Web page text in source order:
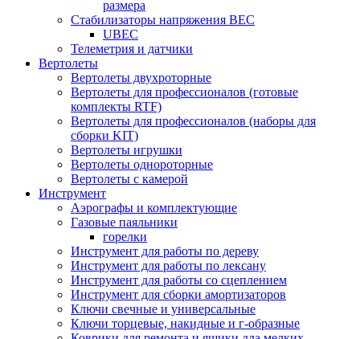
размера
Стабилизаторы напряжения BEC
UBEC
Телеметрия и датчики
Вертолеты
Вертолеты двухроторные
Вертолеты для профессионалов (готовые
комплекты RTF)
Вертолеты для профессионалов (наборы для
сборки KIT)
Вертолеты игрушки
Вертолеты однороторные
Вертолеты с камерой
Инструмент
Аэрографы и комплектующие
Газовые паяльники
горелки
Инструмент для работы по дереву
Инструмент для работы по лексану
Инструмент для работы со сцеплением
Инструмент для сборки амортизаторов
Ключи свечные и универсальные
Ключи торцевые, накидные и г-образные